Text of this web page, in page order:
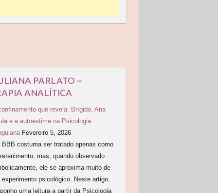
PARLATO –
ANALÍTICA
que revela: Brígido, Ana
e a autoestima na Psicologia
Fevereiro 5, 2026
BBB costuma ser tratado apenas como
mas, quando observado
ele se aproxima muito de
experimento psicológico. Neste artigo,
uma leitura a partir da Psicologia